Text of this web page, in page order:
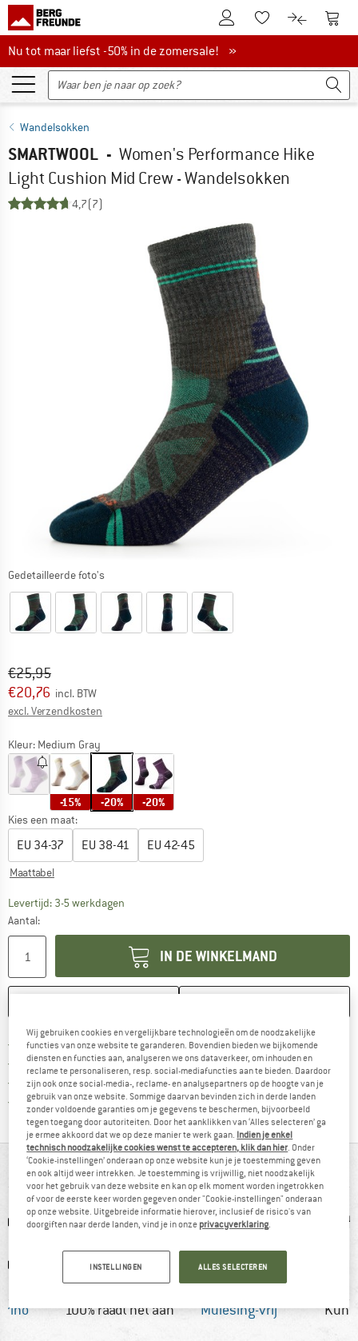
De klantenaccount
Naar deNaar de
Nu tot maar liefst -50% in de zomersale!
Nu tot maar liefst -50% in de zomersale! »
Wandelsokken
SMARTWOOL - Women's Performance Hike
Light Cushion Mid Crew - Wandelsokken
4,7(7)
Gedetailleerde foto's
Oorspronkelijke prijs :
€25,95
Prijs:
€20,76 incl. BTW
excl. Verzendkosten
Kleur: Medium Gray
-15% -20% -20%
Kies een maat:
EU 34-37 EU 38-41 EU 42-45
Maattabel
Levertijd: 3-5 werkdagen
Aantal:
IN DE WINKELMAND
Gratis verzending vanaf € 69 (NL)Vind hier de
100 dagen bedenktijdVind de betalingsinformatie hier!
> 4.000.000 tevreden klanten
Alle artikelen in voorraad
IN EEN OOGOPSLAG
100% raadt het aan Mulesing-vrij
Wij gebruiken cookies en vergelijkbare technologieën om de noodzakelijke
functies van onze website te garanderen. Bovendien bieden we bijkomende
diensten en functies aan, analyseren we ons dataverkeer, om inhouden en
reclame te personaliseren, resp. social-mediafuncties aan te bieden. Daardoor
zijn ook onze social-media-, reclame- en analysepartners op de hoogte van je
gebruik van onze website. Sommige daarvan bevinden zich in derde landen
zonder voldoende garanties om je gegevens te beschermen, bijvoorbeeld
tegen toegang door autoriteiten. Door het aanklikken van ‘Alles selecteren’ ga
je ermee akkoord dat we op deze manier te werk gaan. Indien je enkel
technisch noodzakelijke cookies wenst te accepteren, klik dan hier. Onder
‘Cookie-instellingen’ onderaan op onze website kun je je toestemming geven
en ook altijd weer intrekken. Je toestemming is vrijwillig, niet noodzakelijk
voor het gebruik van deze website en kan op elk moment worden ingetrokken
of voor de eerste keer worden gegeven onder "Cookie-instellingen" onderaan
op onze website. Uitgebreide informatie hierover, inclusief de risico's van
doorgiften naar derde landen, vind je in onze privacyverklaring.
INSTELLINGEN ALLES SELECTEREN